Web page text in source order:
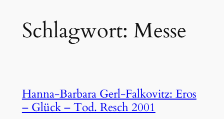
Schlagwort: Messe
Hanna-Barbara Gerl-Falkovitz: Eros
– Glück – Tod. Resch 2001